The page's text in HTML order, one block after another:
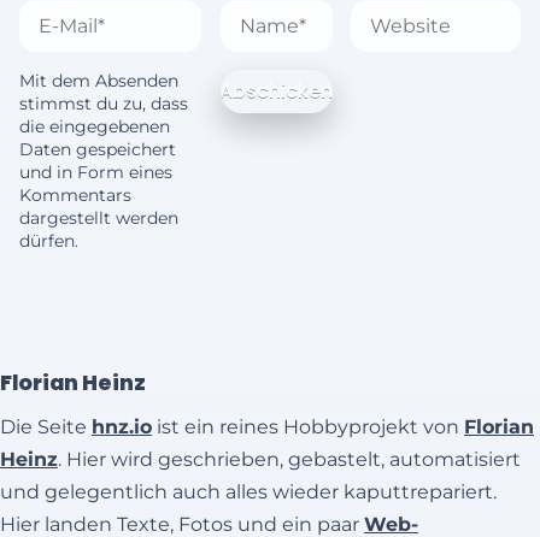
Mit dem Absenden
stimmst du zu, dass
die eingegebenen
Daten gespeichert
und in Form eines
Kommentars
dargestellt werden
dürfen.
Florian Heinz
Die Seite hnz.io ist ein reines Hobbyprojekt von Florian
Heinz. Hier wird geschrieben, gebastelt, automatisiert
und gelegentlich auch alles wieder kaputtrepariert.
Hier landen Texte, Fotos und ein paar Web-